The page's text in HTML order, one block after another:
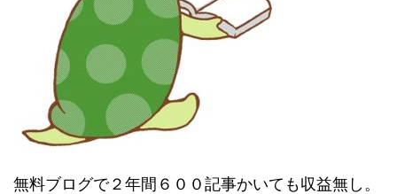
無料ブログで２年間６００記事かいても収益無し。